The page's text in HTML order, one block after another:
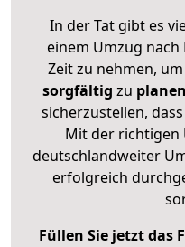
In der Tat gibt es
einem Umzug nach
Zeit zu nehmen,
sorgfältig zu planen
sicherzustellen,
Mit der richtigen
deutschlandweiter
erfolgreich
Füllen Sie jetzt das